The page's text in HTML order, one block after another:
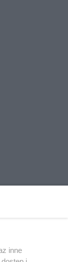
i
sposób (w
inne